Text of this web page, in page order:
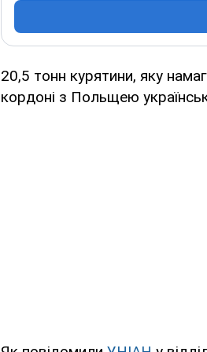
20,5 тонн курятини, яку
кордоні з Польщею